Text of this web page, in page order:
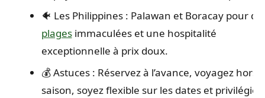
🐠 Les Philippines : Palawan et Boracay pour
plagesimmaculées et une hospitalité
exceptionnelle à prix doux.
💰 Astuces : Réservez à l’avance, voyagez hors
saison, soyez flexible sur les dates et privilégiez